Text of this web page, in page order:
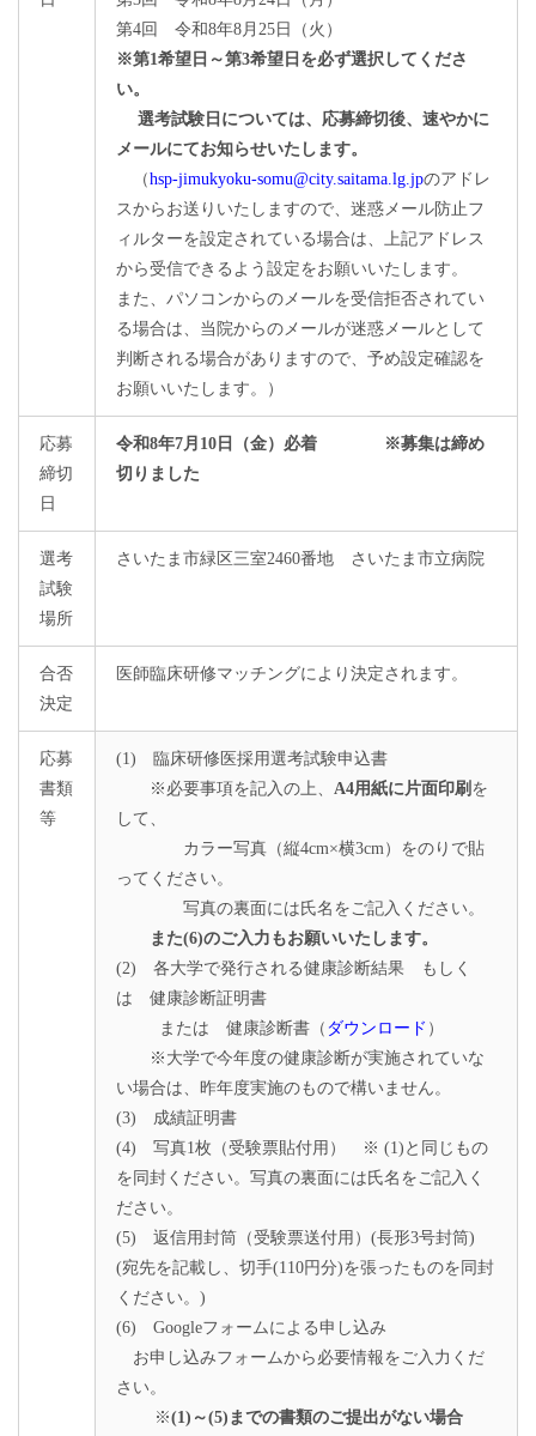
第4回 令和8年8月25日（火）
※第1希望日～第3希望日を必ず選択してくださ
い。
選考試験日については、応募締切後、速やかに
メールにてお知らせいたします。
（hsp-jimukyoku-somu@city.saitama.lg.jpのアドレ
スからお送りいたしますので、迷惑メール防止フ
ィルターを設定されている場合は、上記アドレス
から受信できるよう設定をお願いいたします。
また、パソコンからのメールを受信拒否されてい
る場合は、当院からのメールが迷惑メールとして
判断される場合がありますので、予め設定確認を
お願いいたします。）
応募
締切
日
令和8年7月10日（金）必着 ※募集は締め
切りました
選考
試験
場所
さいたま市緑区三室2460番地 さいたま市立病院
合否
決定
医師臨床研修マッチングにより決定されます。
応募
書類
等
(1) 臨床研修医採用選考試験申込書
※必要事項を記入の上、 A4用紙に片面印刷を
して、
カラー写真（縦4cm×横3cm）をのりで貼
ってください。
写真の裏面には氏名をご記入ください。
また(6)のご入力もお願いいたします。
(2) 各大学で発行される健康診断結果 もしく
は 健康診断証明書
または 健康診断書（ ダウンロード ）
※大学で今年度の健康診断が実施されていな
い場合は、昨年度実施のもので構いません。
(3) 成績証明書
(4) 写真1枚（受験票貼付用） ※ (1)と同じもの
を同封ください。写真の裏面には氏名をご記入く
ださい。
(5) 返信用封筒（受験票送付用）(長形3号封筒)
(宛先を記載し、切手(110円分)を張ったものを同封
ください。)
(6) Googleフォームによる申し込み
お申し込みフォームから必要情報をご入力くだ
さい。
※(1)～(5)までの書類のご提出がない場合